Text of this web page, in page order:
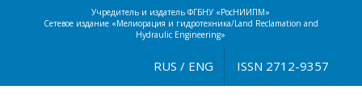
Учредитель и издатель ФГБНУ «РосНИИПМ»
Сетевое издание «Мелиорация и гидротехника/Land Reclamation and
Hydraulic Engineering»
ISSN 2712-9357
RUS / ENG